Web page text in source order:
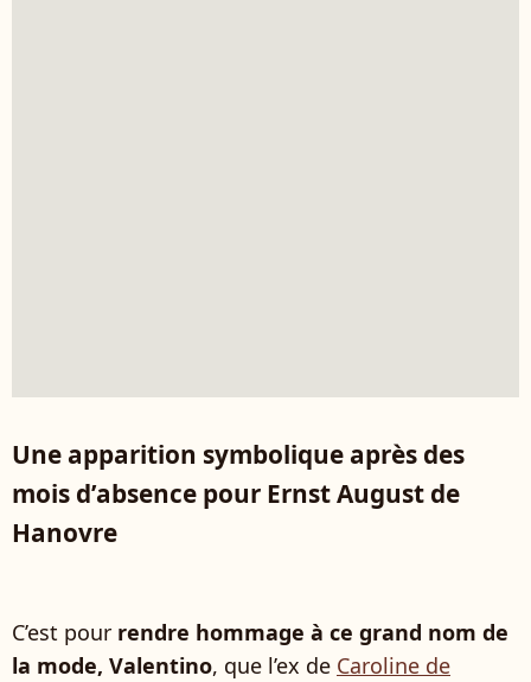
Une apparition symbolique après des
mois d’absence pour Ernst August de
Hanovre
C’est pour rendre hommage à ce grand nom de
la mode, Valentino, que l’ex de Caroline de